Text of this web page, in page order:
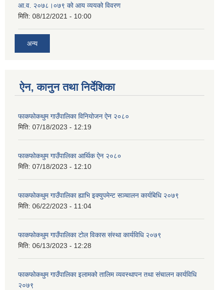
आ.व. २०७८।०७९ को आय व्ययको विवरण
मिति: 08/12/2021 - 10:00
अन्य
ऐन, कानुन तथा निर्देशिका
फाकफोकथुम गाउँपालिका विनियोजन ऐन २०८०
मिति: 07/18/2023 - 12:19
फाकफोकथुम गाउँपालिका आर्थिक ऐन २०८०
मिति: 07/18/2023 - 12:10
फाकफोकथुम गाउँपालिका ह्याभि इक्युपमेन्ट सञ्चालन कार्यबिधि २०७९
मिति: 06/22/2023 - 11:04
फाकफोकथुम गाउँपालिका टोल विकास संस्था कार्यविधि २०७९
मिति: 06/13/2023 - 12:28
फाकफोकथुम गाउँपालिका इलामको तालिम व्यवस्थापन तथा संचालन कार्यविधि
२०७९